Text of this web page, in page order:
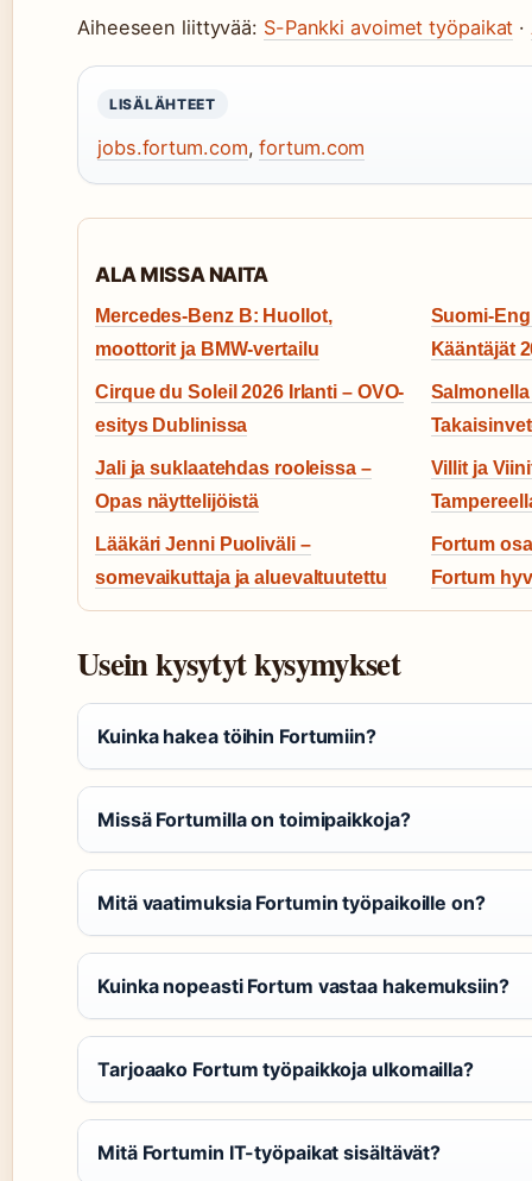
Aiheeseen liittyvää: S-Pankki avoimet työpaikat ·
LISÄLÄHTEET
jobs.fortum.com,fortum.com
ALA MISSA NAITA
Mercedes-Benz B: Huollot,
moottorit ja BMW-vertailu
Suomi-
Kääntäjät
Cirque du Soleil 2026 Irlanti – OVO-
esitys Dublinissa
Jali ja suklaatehdas rooleissa –
Opas näyttelijöistä
Villit ja
Lääkäri Jenni Puoliväli –
somevaikuttaja ja aluevaltuutettu
Fortum
Fortum
Usein kysytyt kysymykset
Kuinka hakea töihin Fortumiin?
Missä Fortumilla on toimipaikkoja?
Mitä vaatimuksia Fortumin työpaikoille on?
Kuinka nopeasti Fortum vastaa hakemuksiin?
Tarjoaako Fortum työpaikkoja ulkomailla?
Mitä Fortumin IT-työpaikat sisältävät?